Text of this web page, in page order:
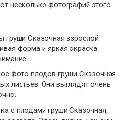
несколько фотографий этого
груши Сказочная взрослой
форма и яркая окраска
фото плодов груши Сказочная
листьев. Они выглядят очень
с плодами груши Сказочная,